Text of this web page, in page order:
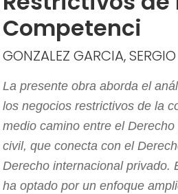
Competenci
GONZALEZ GARCIA, SERGIO
La presente obra aborda el
los negocios restrictivos de la
medio camino entre el
civil, que conecta con el
Derecho internacional privado.
ha optado por un enfoque